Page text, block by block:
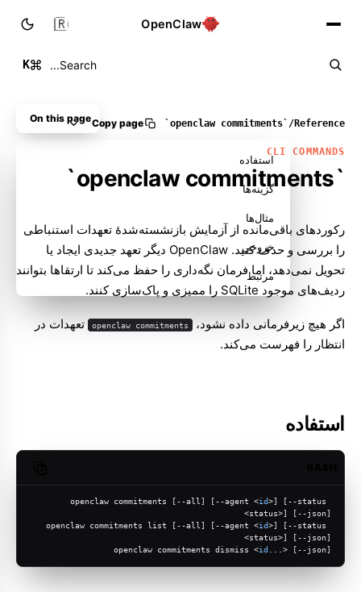
OpenClaw
Search...
K
🇮🇷
Reference
/
`openclaw commitments`
Copy page
CLI COMMANDS
`openclaw commitments`
رکوردهای باقی‌مانده از آزمایش بازنشسته‌شدهٔ تعهدات استنباطی
را بررسی و حذف کنید. OpenClaw دیگر تعهد جدیدی ایجاد یا
تحویل نمی‌دهد، اما فرمان نگه‌داری را حفظ می‌کند تا ارتقاها بتوانند
ردیف‌های موجود SQLite را ممیزی و پاک‌سازی کنند.
اگر هیچ زیرفرمانی داده نشود، openclaw commitments تعهدات در
انتظار را فهرست می‌کند.
استفاده
openclaw commitments [--all] [--agent <id>] [--status
<status>] [--json]
openclaw commitments list [--all] [--agent <id>] [--status
<status>] [--json]
openclaw commitments dismiss <id ...> [--json]
On this page
استفاده
گزینه‌ها
مثال‌ها
خروجی
مرتبط